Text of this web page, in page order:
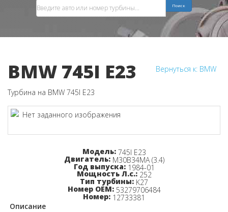
Поиск
Вернуться к: BMW
BMW 745I E23
Турбина на BMW 745I E23
Узнайте цену!
Модель: 745I E23
Двигатель: M30B34MA (3.4)
Год выпуска: 1984-01
Мощность Л.с.: 252
Тип турбины: K27
Номер OEM: 53279706484
Номер: 12733381
Описание